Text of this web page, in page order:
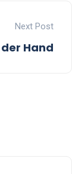
Next Post
Hand